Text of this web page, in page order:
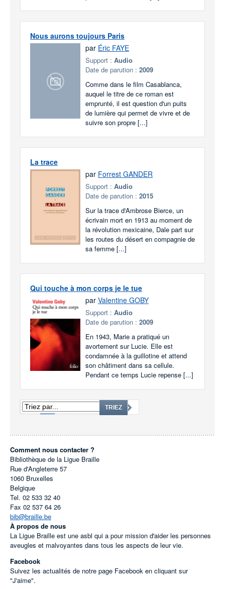
Nous aurons toujours Paris
par Éric FAYE
Support : Audio
Date de parution : 2009
Comme dans le film Casablanca,
auquel le titre de ce roman est
emprunté, il est question d'un puits
de lumière qui permet de vivre et de
suivre son propre [...]
La trace
par Forrest GANDER
Support : Audio
Date de parution : 2015
Sur la trace d'Ambrose Bierce, un
écrivain mort en 1913 au moment de
la révolution mexicaine, Dale part sur
les routes du désert en compagnie de
sa femme [...]
Qui touche à mon corps je le tue
par Valentine GOBY
Support : Audio
Date de parution : 2009
En 1943, Marie a pratiqué un
avortement sur Lucie. Elle est
condamnée à la guillotine et attend
son châtiment dans sa cellule.
Pendant ce temps Lucie repense [...]
1 1819
TRIEZ
Comment nous contacter ?
Bibliothèque de la Ligue Braille
Rue d'Angleterre 57
1060 Bruxelles
Belgique
Tel. 02 533 32 40
Fax 02 537 64 26
bib@braille.be
À propos de nous
La Ligue Braille est une asbl qui a pour mission d'aider les personnes
aveugles et malvoyantes dans tous les aspects de leur vie.
Facebook
Suivez les actualités de notre page Facebook en cliquant sur
"J'aime".